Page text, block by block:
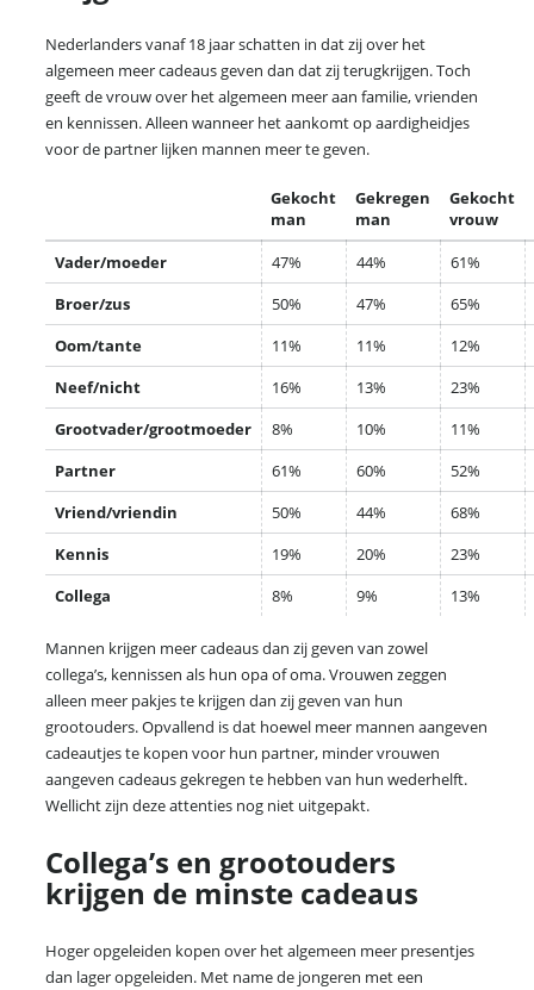
Nederlanders vanaf 18 jaar schatten in dat zij over het
algemeen meer cadeaus geven dan dat zij terugkrijgen. Toch
geeft de vrouw over het algemeen meer aan familie, vrienden
en kennissen. Alleen wanneer het aankomt op aardigheidjes
voor de partner lijken mannen meer te geven.
Gekocht
man
Gekregen
man
Gekocht
vrouw
Vader/moeder
47% 44%
61%
Broer/zus
50% 47%
65%
Oom/tante
11% 11%
12%
Neef/nicht
16% 13%
23%
Grootvader/grootmoeder
8% 10%
11%
Partner
61% 60%
52%
Vriend/vriendin
50% 44%
68%
Kennis
19% 20%
23%
Collega
8% 9% 13%
Mannen krijgen meer cadeaus dan zij geven van zowel
collega’s, kennissen als hun opa of oma. Vrouwen zeggen
alleen meer pakjes te krijgen dan zij geven van hun
grootouders. Opvallend is dat hoewel meer mannen aangeven
cadeautjes te kopen voor hun partner, minder vrouwen
aangeven cadeaus gekregen te hebben van hun wederhelft.
Wellicht zijn deze attenties nog niet uitgepakt.
Collega’s en grootouders
krijgen de minste cadeaus
Hoger opgeleiden kopen over het algemeen meer presentjes
dan lager opgeleiden. Met name de jongeren met een